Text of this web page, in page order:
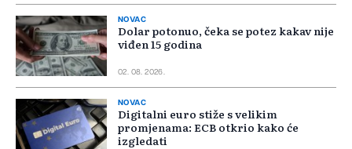
NOVAC
Dolar potonuo, čeka se potez kakav nije
viđen 15 godina
02. 08. 2026.
NOVAC
Digitalni euro stiže s velikim
promjenama: ECB otkrio kako će
izgledati